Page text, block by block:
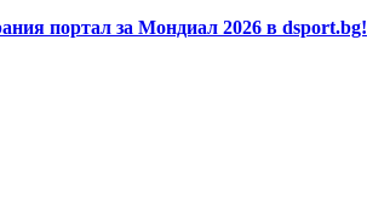
портал за Мондиал 2026 в dsport.bg!